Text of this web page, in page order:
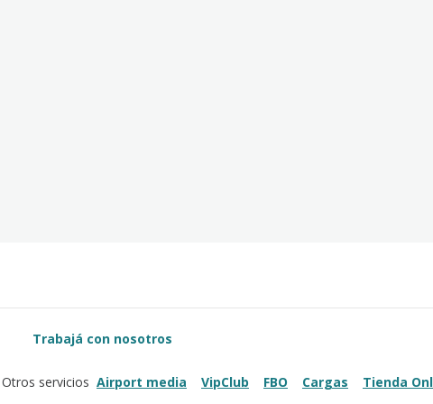
Trabajá con nosotros
Otros servicios Airport media VipClub FBO Cargas Tienda